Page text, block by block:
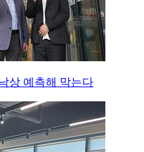
상 예측해 막는다